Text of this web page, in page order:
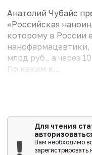
Анатолий Чубайс
«Российская
которому в России
нанофармацевтики,
млрд руб., а через
По каким к...
Для чтения
Вам необходимо
зарегистрировать